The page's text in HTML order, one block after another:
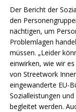
Der Bericht der
den
nächtigen, um
Problemlagen
müssen. „Leider
einwirken, wie wir
von Streetwork
eingewanderte EU-
Sozialleistungen
begleitet werden.